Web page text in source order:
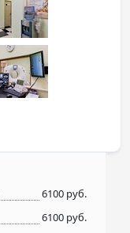
6100 руб.
6100 руб.